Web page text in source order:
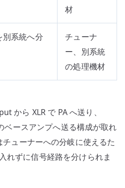
材
別系統へ分
チューナ
ー、別系統
の処理機材
から XLR で PA へ送り、
ースアンプへ送る構成が取れ
ューナーへの分岐に使えるた
れずに信号経路を分けられま